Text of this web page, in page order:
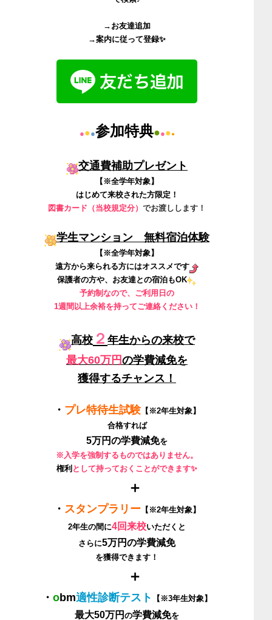
→お友達追加
→案内に従って登録✨
●●●参加特典●●●●
交通費補助プレゼント
【※全学年対象】
はじめて来校された方限定！
図書カード（当校規定分） でお渡しします！
学生マンション 無料宿泊体験
【※全学年対象】
遠方から来られる方にはオススメです
保護者の方や、お友達との宿泊もOK
予約制なので、ご利用日の
1週間以上余裕を持ってご連絡ください！
高校 ２ 年生からの来校で
最大60万円の学費減免を
獲得するチャンス！
・ プレ特待生試験 【※2年生対象】
合格すれば
5万円の学費減免を
※入学を強制するものではありません。
権利 として持っておくことができます✨
＋
・ スタンプラリー 【※2年生対象】
2年生の間に4回来校いただくと
さらに5万円の学費減免
を獲得できます！
＋
・ obm適性診断テスト 【※3年生対象】
最大50万円 の学費減免を